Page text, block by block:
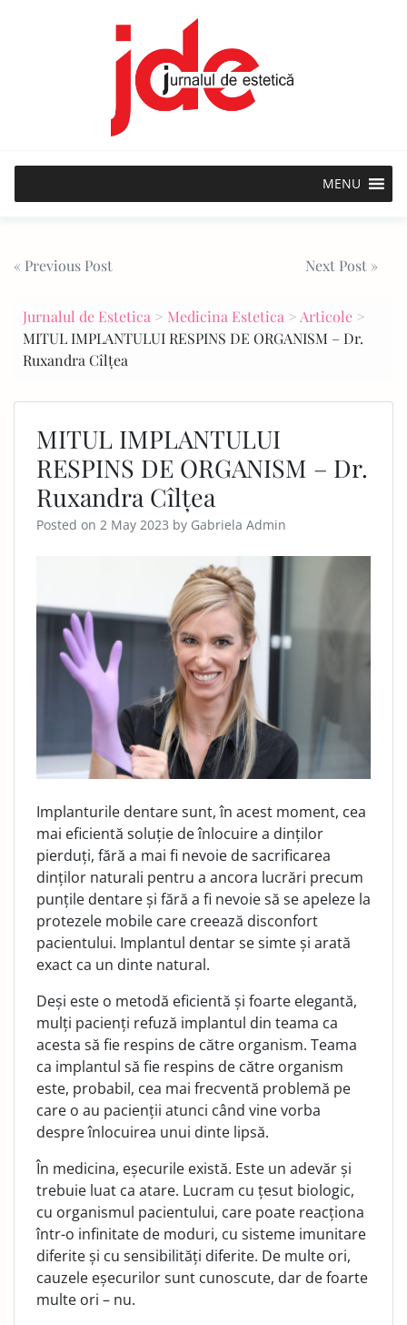
MENU
Post
navigation
« Previous Post Next Post »
Jurnalul de Estetica > Medicina Estetica > Articole >
MITUL IMPLANTULUI RESPINS DE ORGANISM – Dr.
Ruxandra Cîlțea
MITUL IMPLANTULUI
RESPINS DE ORGANISM – Dr.
Ruxandra Cîlțea
Posted on 2 May 2023 by Gabriela Admin
Implanturile dentare sunt, în acest moment, cea
mai eficientă soluție de înlocuire a dinților
pierduți, fără a mai fi nevoie de sacrificarea
dinților naturali pentru a ancora lucrări precum
punțile dentare și fără a fi nevoie să se apeleze la
protezele mobile care creează disconfort
pacientului. Implantul dentar se simte și arată
exact ca un dinte natural.
Deși este o metodă eficientă și foarte elegantă,
mulți pacienți refuză implantul din teama ca
acesta să fie respins de către organism. Teama
ca implantul să fie respins de către organism
este, probabil, cea mai frecventă problemă pe
care o au pacienții atunci când vine vorba
despre înlocuirea unui dinte lipsă.
În medicina, eșecurile există. Este un adevăr și
trebuie luat ca atare. Lucram cu țesut biologic,
cu organismul pacientului, care poate reacționa
într-o infinitate de moduri, cu sisteme imunitare
diferite și cu sensibilități diferite. De multe ori,
cauzele eșecurilor sunt cunoscute, dar de foarte
multe ori – nu.